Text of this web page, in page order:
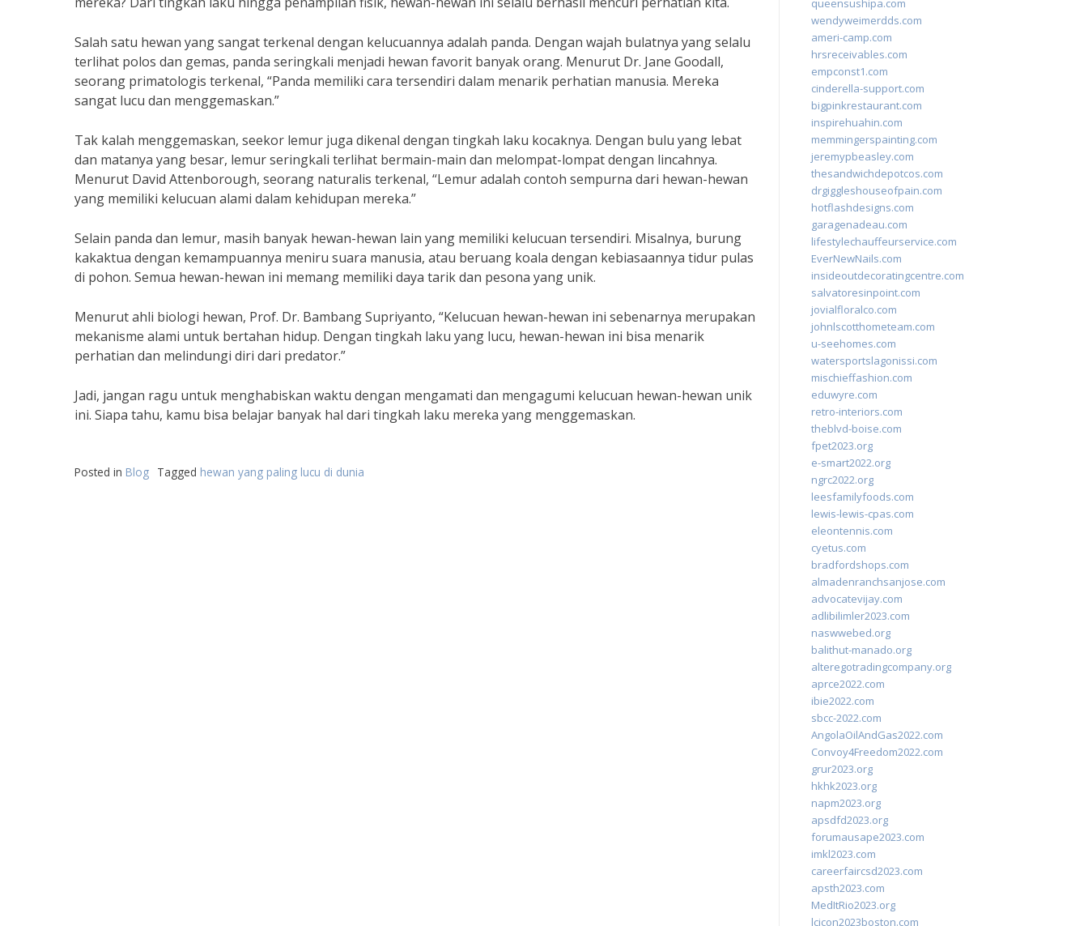
Salah satu hewan yang sangat terkenal dengan kelucuannya adalah panda. Dengan wajah bulatnya yang selalu
terlihat polos dan gemas, panda seringkali menjadi hewan favorit banyak orang. Menurut Dr. Jane Goodall,
seorang primatologis terkenal, “Panda memiliki cara tersendiri dalam menarik perhatian manusia. Mereka
sangat lucu dan menggemaskan.”
Tak kalah menggemaskan, seekor lemur juga dikenal dengan tingkah laku kocaknya. Dengan bulu yang lebat
dan matanya yang besar, lemur seringkali terlihat bermain-main dan melompat-lompat dengan lincahnya.
Menurut David Attenborough, seorang naturalis terkenal, “Lemur adalah contoh sempurna dari hewan-hewan
yang memiliki kelucuan alami dalam kehidupan mereka.”
Selain panda dan lemur, masih banyak hewan-hewan lain yang memiliki kelucuan tersendiri. Misalnya, burung
kakaktua dengan kemampuannya meniru suara manusia, atau beruang koala dengan kebiasaannya tidur pulas
di pohon. Semua hewan-hewan ini memang memiliki daya tarik dan pesona yang unik.
Menurut ahli biologi hewan, Prof. Dr. Bambang Supriyanto, “Kelucuan hewan-hewan ini sebenarnya merupakan
mekanisme alami untuk bertahan hidup. Dengan tingkah laku yang lucu, hewan-hewan ini bisa menarik
perhatian dan melindungi diri dari predator.”
Jadi, jangan ragu untuk menghabiskan waktu dengan mengamati dan mengagumi kelucuan hewan-hewan unik
ini. Siapa tahu, kamu bisa belajar banyak hal dari tingkah laku mereka yang menggemaskan.
Posted in Blog Tagged hewan yang paling lucu di dunia
queensushipa.com
wendyweimerdds.com
ameri-camp.com
hrsreceivables.com
empconst1.com
cinderella-support.com
bigpinkrestaurant.com
inspirehuahin.com
memmingerspainting.com
jeremypbeasley.com
thesandwichdepotcos.com
drgiggleshouseofpain.com
hotflashdesigns.com
garagenadeau.com
lifestylechauffeurservice.com
EverNewNails.com
insideoutdecoratingcentre.com
salvatoresinpoint.com
jovialfloralco.com
johnlscotthometeam.com
u-seehomes.com
watersportslagonissi.com
mischieffashion.com
eduwyre.com
retro-interiors.com
theblvd-boise.com
fpet2023.org
e-smart2022.org
ngrc2022.org
leesfamilyfoods.com
lewis-lewis-cpas.com
eleontennis.com
cyetus.com
bradfordshops.com
almadenranchsanjose.com
advocatevijay.com
adlibilimler2023.com
naswwebed.org
balithut-manado.org
alteregotradingcompany.org
aprce2022.com
ibie2022.com
sbcc-2022.com
AngolaOilAndGas2022.com
Convoy4Freedom2022.com
grur2023.org
hkhk2023.org
napm2023.org
apsdfd2023.org
forumausape2023.com
imkl2023.com
careerfaircsd2023.com
apsth2023.com
MedItRio2023.org
lcicon2023boston.com